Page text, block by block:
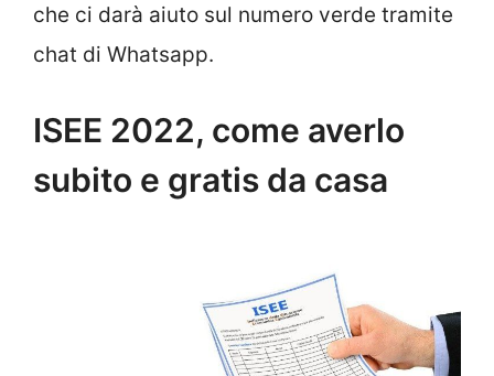
che ci darà aiuto sul numero verde tramite
chat di Whatsapp.
ISEE 2022, come averlo
subito e gratis da casa